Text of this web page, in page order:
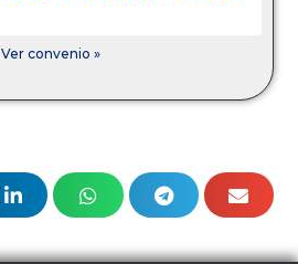
Ver convenio »